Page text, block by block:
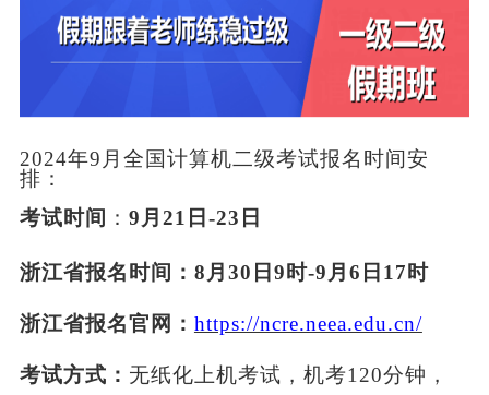
2024年9月 全国计算机二级考试报名 时间安
排 ：
考试时间 ： 9月21日-23日
浙江省报名时间： 8 月 30 日 9时-9 月 6 日 17时
浙江省报名官网： https://ncre.neea.edu.cn/
考试方式： 无纸化上机考试，机考120分钟，